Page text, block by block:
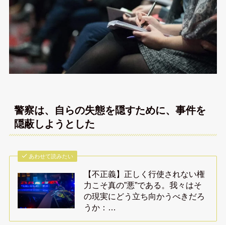
警察は、自らの失態を隠すために、事件を
隠蔽しようとした
あわせて読みたい
【不正義】正しく行使されない権
力こそ真の”悪”である。我々はそ
の現実にどう立ち向かうべきだろ
うか：…